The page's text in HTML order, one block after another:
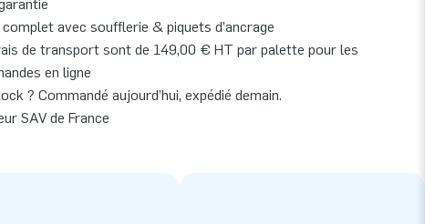
avec soufflerie & piquets d’ancrage
de transport sont de 149,00 € HT par palette pour les
en ligne
? Commandé aujourd’hui, expédié demain.
SAV de France